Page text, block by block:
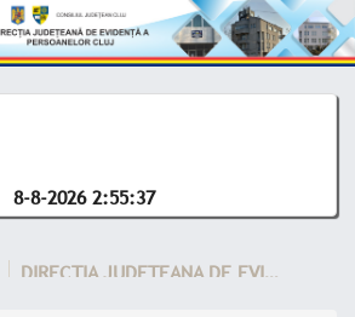
8-8-2026 2:55:37
DIRECTIA JUDETEANA DE EVIDENTA A CLUJ